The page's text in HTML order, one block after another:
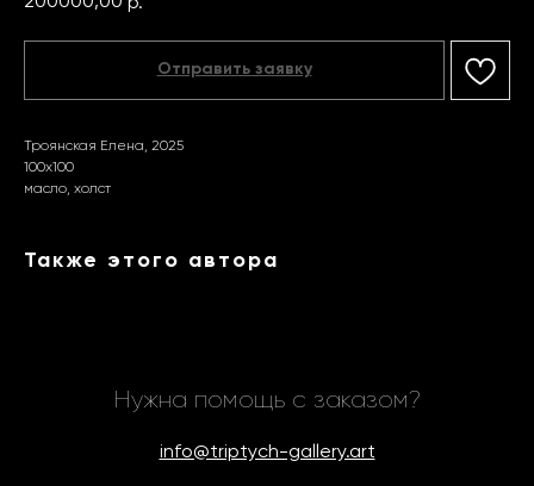
Отправить заявку
Троянская Елена, 2025
100x100
масло, холст
Также этого автора
Нужна помощь с заказом?
info@triptych-gallery.art